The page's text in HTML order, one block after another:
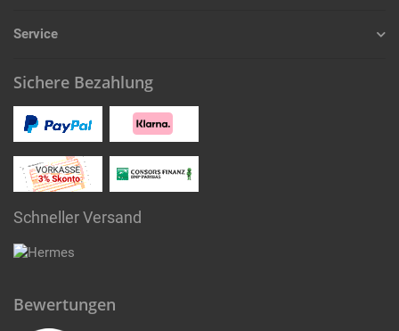
Service
Sichere Bezahlung
Schneller Versand
Bewertungen